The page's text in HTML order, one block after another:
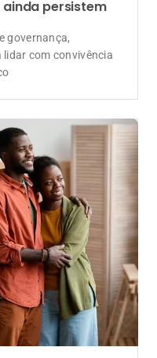
persistem
governança,
com convivência